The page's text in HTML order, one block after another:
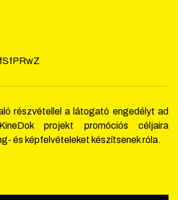
részvétellel a látogató engedélyt ad
projekt promóciós céljaira
és képfelvételeket készítsenek róla.